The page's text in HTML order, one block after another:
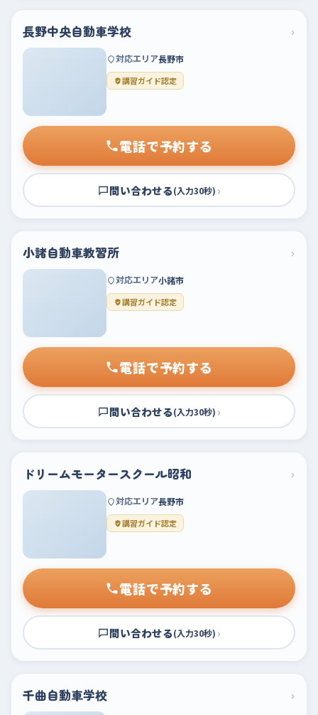
長野中央自動車学校 ›
対応エリア長野市
講習ガイド認定
電話で予約する
問い合わせる(入力30秒) ›
小諸自動車教習所 ›
対応エリア小諸市
講習ガイド認定
電話で予約する
問い合わせる(入力30秒) ›
ドリームモータースクール昭和 ›
対応エリア長野市
講習ガイド認定
電話で予約する
問い合わせる(入力30秒) ›
千曲自動車学校 ›